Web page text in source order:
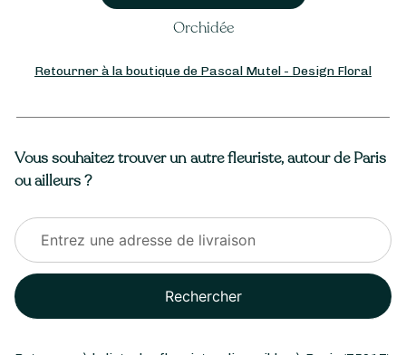
Retourner à la boutique de Pascal Mutel - Design Floral
Vous souhaitez trouver un autre fleuriste, autour de Paris
ou ailleurs ?
Rechercher